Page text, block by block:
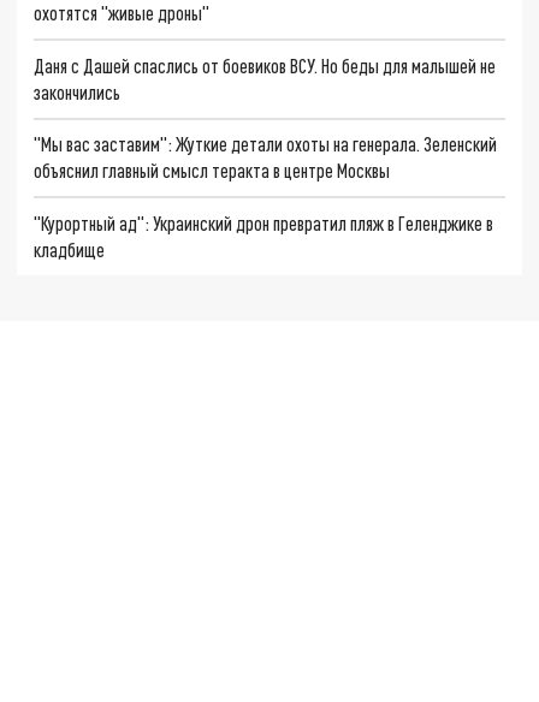
охотятся "живые дроны"
Даня с Дашей спаслись от боевиков ВСУ. Но беды для малышей не
закончились
"Мы вас заставим": Жуткие детали охоты на генерала. Зеленский
объяснил главный смысл теракта в центре Москвы
"Курортный ад": Украинский дрон превратил пляж в Геленджике в
кладбище